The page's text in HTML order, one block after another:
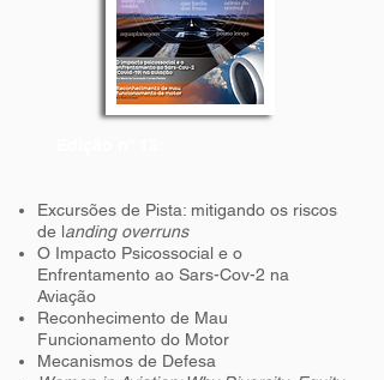
Excursões de Pista: mitigando os riscos
de landing overruns
O Impacto Psicossocial e o
Enfrentamento ao Sars-Cov-2 na
Aviação
Reconhecimento de Mau
Funcionamento do Motor
Mecanismos de Defesa